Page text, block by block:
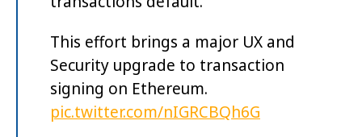
This effort brings a major UX and
Security upgrade to transaction
signing on Ethereum.
pic.twitter.com/nIGRCBQh6G